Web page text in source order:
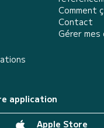
Comment
Contact
Gérer mes
application
Apple Store